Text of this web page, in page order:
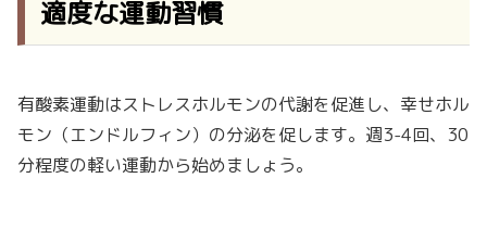
適度な運動習慣
有酸素運動はストレスホルモンの代謝を促進し、幸せホル
モン（エンドルフィン）の分泌を促します。週3-4回、30
分程度の軽い運動から始めましょう。